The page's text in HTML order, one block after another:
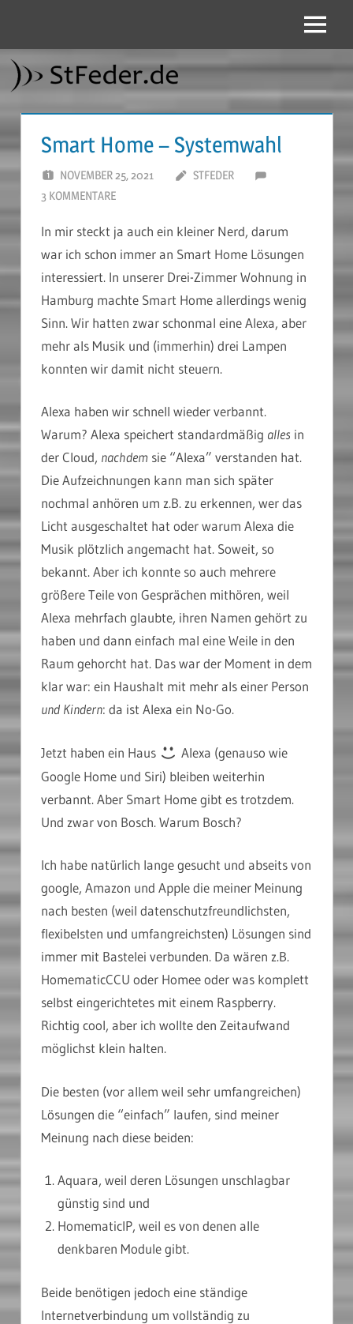
springen
Menü
Smart Home – Systemwahl
NOVEMBER 25, 2021
STFEDER
3 KOMMENTARE
In mir steckt ja auch ein kleiner Nerd, darum
war ich schon immer an Smart Home Lösungen
interessiert. In unserer Drei-Zimmer Wohnung in
Hamburg machte Smart Home allerdings wenig
Sinn. Wir hatten zwar schonmal eine Alexa, aber
mehr als Musik und (immerhin) drei Lampen
konnten wir damit nicht steuern.
Alexa haben wir schnell wieder verbannt.
Warum? Alexa speichert standardmäßig alles in
der Cloud, nachdem sie “Alexa” verstanden hat.
Die Aufzeichnungen kann man sich später
nochmal anhören um z.B. zu erkennen, wer das
Licht ausgeschaltet hat oder warum Alexa die
Musik plötzlich angemacht hat. Soweit, so
bekannt. Aber ich konnte so auch mehrere
größere Teile von Gesprächen mithören, weil
Alexa mehrfach glaubte, ihren Namen gehört zu
haben und dann einfach mal eine Weile in den
Raum gehorcht hat. Das war der Moment in dem
klar war: ein Haushalt mit mehr als einer Person
und Kindern: da ist Alexa ein No-Go.
Jetzt haben ein Haus
Alexa (genauso wie
Google Home und Siri) bleiben weiterhin
verbannt. Aber Smart Home gibt es trotzdem.
Und zwar von Bosch. Warum Bosch?
Ich habe natürlich lange gesucht und abseits von
google, Amazon und Apple die meiner Meinung
nach besten (weil datenschutzfreundlichsten,
flexibelsten und umfangreichsten) Lösungen sind
immer mit Bastelei verbunden. Da wären z.B.
HomematicCCU oder Homee oder was komplett
selbst eingerichtetes mit einem Raspberry.
Richtig cool, aber ich wollte den Zeitaufwand
möglichst klein halten.
Die besten (vor allem weil sehr umfangreichen)
Lösungen die “einfach” laufen, sind meiner
Meinung nach diese beiden:
Aquara, weil deren Lösungen unschlagbar
günstig sind und
HomematicIP, weil es von denen alle
denkbaren Module gibt.
Beide benötigen jedoch eine ständige
Internetverbindung um vollständig zu